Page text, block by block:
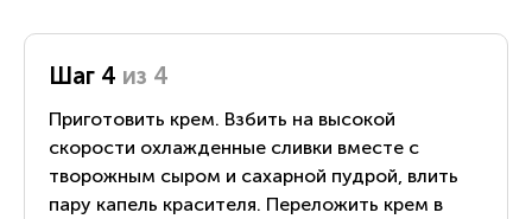
Шаг 4 из 4
Приготовить крем. Взбить на высокой
скорости охлажденные сливки вместе с
творожным сыром и сахарной пудрой, влить
пару капель красителя. Переложить крем в